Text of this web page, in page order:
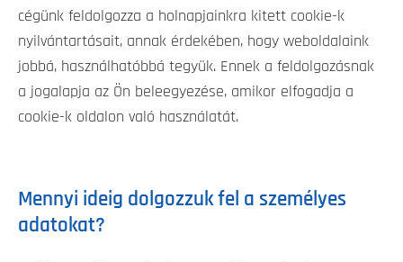
cégünk feldolgozza a holnapjainkra kitett cookie-k
nyilvántartásait, annak érdekében, hogy weboldalaink
jobbá, használhatóbbá tegyük. Ennek a feldolgozásnak
a jogalapja az Ön beleegyezése, amikor elfogadja a
cookie-k oldalon való használatát.
Mennyi ideig dolgozzuk fel a személyes
adatokat?